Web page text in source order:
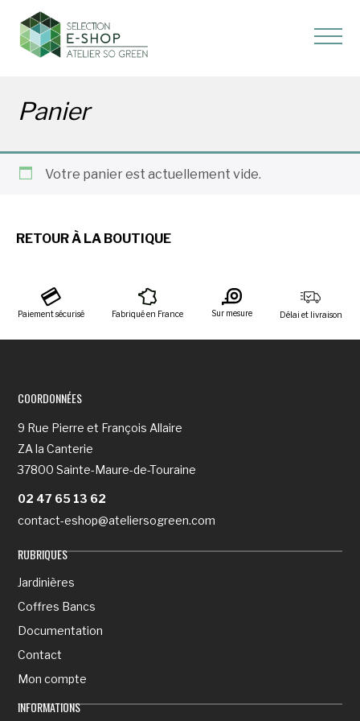
Panier
Votre panier est actuellement vide.
RETOUR À LA BOUTIQUE
Paiement sécurisé Fabriqué en France Sur mesure Délai et livraison
COORDONNÉES
9 Rue Pierre et François Allaire
ZA la Canterie
37800 Sainte-Maure-de-Touraine
02 47 65 13 62
contact-eshop@ateliersogreen.com
RUBRIQUES
Jardinières
Coffres Bancs
Documentation
Contact
Mon compte
INFORMATIONS